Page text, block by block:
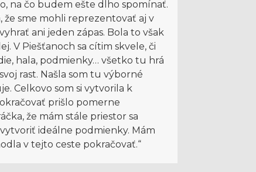
na čo budem ešte dlho spomínať.
že sme mohli reprezentovať aj v
ani jeden zápas. Bola to však
V Piešťanoch sa cítim skvele, či
hala, podmienky… všetko tu hrá
rast. Našla som tu výborné
Celkovo som si vytvorila k
prišlo pomerne
že mám stále priestor sa
ideálne podmienky. Mám
v tejto ceste pokračovať.“